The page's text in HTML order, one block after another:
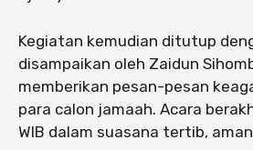
Kegiatan kemudian ditutup
disampaikan oleh Zaidun
memberikan pesan-pesan
para calon jamaah. Acara
WIB dalam suasana tertib,